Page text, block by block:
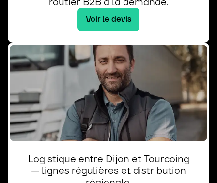
Voir le devis
Logistique entre Dijon et Tourcoing
— lignes régulières et distribution